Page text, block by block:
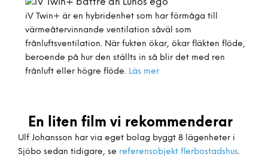
iV Twin+ är en hybridenhet som har förmåga till
värmeåtervinnande ventilation såväl som
frånluftsventilation. När fukten ökar, ökar fläkten flöde,
beroende på hur den ställts in så blir det med ren
frånluft eller högre flöde. Läs mer
En liten film vi rekommenderar
Ulf Johansson har via eget bolag byggt 8 lägenheter i
Sjöbo sedan tidigare, se referensobjekt flerbostadshus.